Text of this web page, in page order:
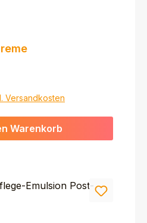
Versandkosten
Warenkorb